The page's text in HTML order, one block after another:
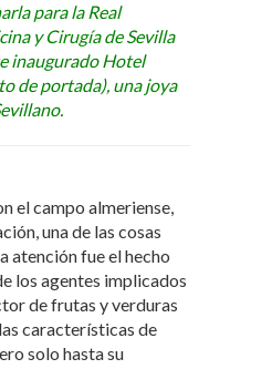
para la Real
y Cirugía de Sevilla
inaugurado Hotel
de portada), una joya
el campo almeriense,
una de las cosas
atención fue el hecho
los agentes implicados
de frutas y verduras
características de
solo hasta su